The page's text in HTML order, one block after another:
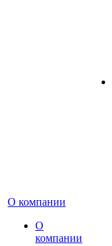
О компании
О
компании